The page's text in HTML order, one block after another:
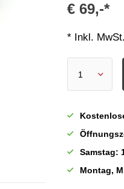
€ 69,-*
* Inkl.
Samstag:
Montag,